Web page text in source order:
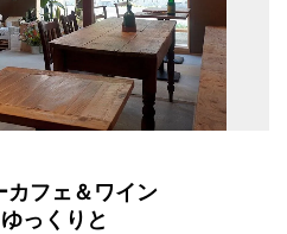
カフェ＆ワイン
っくりと